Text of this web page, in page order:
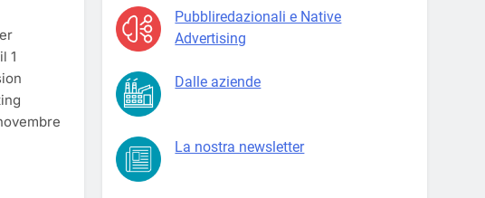
1
Pubbliredazionali e Native
Advertising
Dalle aziende
La nostra newsletter